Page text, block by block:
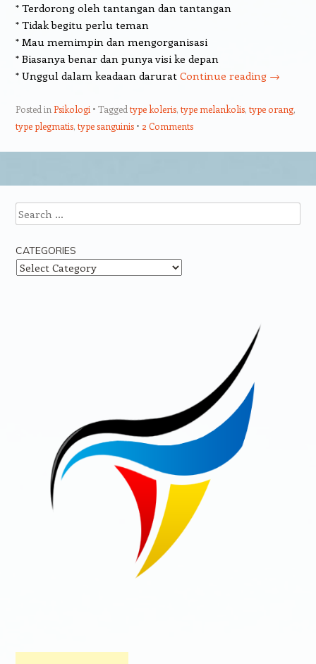
* Terdorong oleh tantangan dan tantangan
* Tidak begitu perlu teman
* Mau memimpin dan mengorganisasi
* Biasanya benar dan punya visi ke depan
* Unggul dalam keadaan darurat Continue reading →
Posted in Psikologi Tagged type koleris, type melankolis, type orang,
type plegmatis, type sanguinis 2 Comments
Search
CATEGORIES
Categories